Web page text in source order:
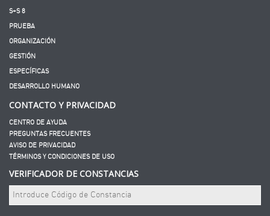
S+S 8
PRUEBA
ORGANIZACIÓN
GESTIÓN
ESPECÍFICAS
DESARROLLO HUMANO
CONTACTO Y PRIVACIDAD
CENTRO DE AYUDA
PREGUNTAS FRECUENTES
AVISO DE PRIVACIDAD
TÉRMINOS Y CONDICIONES DE USO
VERIFICADOR DE CONSTANCIAS